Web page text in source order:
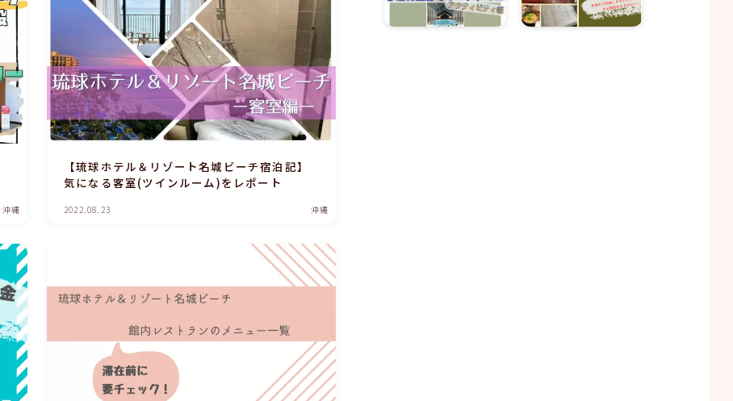
沖縄
【琉球ホテル＆リゾート名城ビーチ宿泊記】
気になる客室(ツインルーム)をレポート
2022.08.23 沖縄